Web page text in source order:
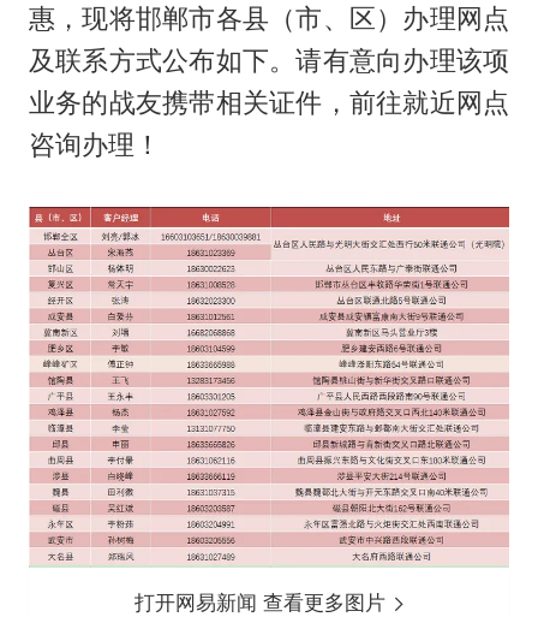
惠，现将邯郸市各县（市、区）办理网点
及联系方式公布如下。请有意向办理该项
业务的战友携带相关证件，前往就近网点
咨询办理！
打开网易新闻 查看更多图片